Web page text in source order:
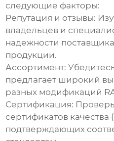
следующие факторы:
Репутация и отзывы:
владельцев и
надежности
продукции.
Ассортимент:
предлагает широкий
разных модификаций
Сертификация:
сертификатов качества
подтверждающих